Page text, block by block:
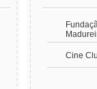
Cine